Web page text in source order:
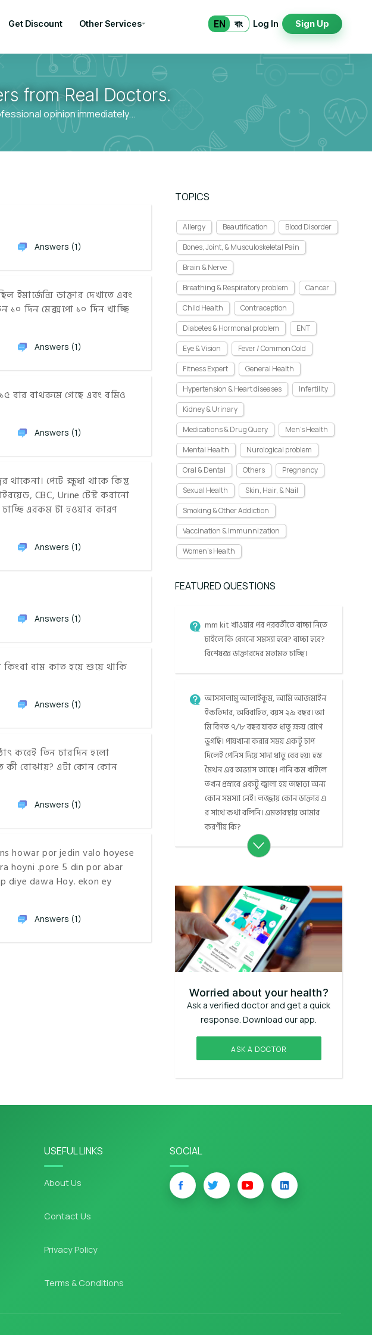
Get Discount Other Services EN বাং Log In Sign Up
from Real Doctors.
opinion immediately...
Answers (1)
ডাক্তার দেখাতে এবং
১০ দিন মেক্সপো ১০ দিন খাচ্ছি
Answers (1)
বার বাথরুমে গেছে এবং বমিও
Answers (1)
পেটে ক্ষুধা থাকে কিন্তু
CBC, Urine টেস্ট করানো
এরকম টা হওয়ার কারণ
Answers (1)
Answers (1)
বাম কাত হয়ে শুয়ে থাকি
Answers (1)
করেই তিন চারদিন হলো
কী বোঝায়? এটা কোন কোন
Answers (1)
howar por jedin valo hoyese
hoyni .pore 5 din por abar
diye dawa Hoy. ekon ey
Answers (1)
TOPICS
Allergy Beautification
Blood Disorder
Bones, Joint, & Musculoskeletal Pain
Brain & Nerve
Breathing & Respiratory problem
Cancer
Child Health
Contraception
Diabetes & Hormonal problem
ENT
Eye & Vision
Fever / Common Cold
Fitness Expert
General Health
Hypertension & Heart diseases
Infertility
Kidney & Urinary
Medications & Drug Query
Men's Health
Mental Health
Nurological problem
Oral & Dental
Others
Pregnancy
Sexual Health
Skin, Hair, & Nail
Smoking & Other Addiction
Vaccination & Immunnization
Women's Health
FEATURED QUESTIONS
mm kit খাওয়ার পর পরবর্তীতে বাচ্চা নিতে
চাইলে কি কোনো সমস্যা হবে? বাচ্চা হবে?
বিশেষজ্ঞ ডাক্তারদের মতামত চাচ্ছি।
আসসালামু আলাইকুম, আমি আজমাইন
ইকতিদার, অবিবাহিত, বয়স ২৯ বছর। আ
মি বিগত ৭/৮ বছর যাবত ধাতু ক্ষয় রোগে
ভুগছি। পায়খানা করার সময় একটু চাপ
দিলেই পেনিস দিয়ে সাদা ধাতু বের হয়। হস্ত
মৈথন এর অভ্যাস আছে। পানি কম খাইলে
তখন প্রস্রাবে একটু জ্বালা হয় তাছাড়া অন্য
কোন সমস্যা নেই। লজ্জায় কোন ডাক্তার এ
র সাথে কথা বলিনি। এমতাবস্থায় আমার
করণীয় কি?
Worried about your health?
Ask a verified doctor and get a quick
response. Download our app.
ASK A DOCTOR
USEFUL LINKS
About Us
Contact Us
Privacy Policy
Terms & Conditions
SOCIAL